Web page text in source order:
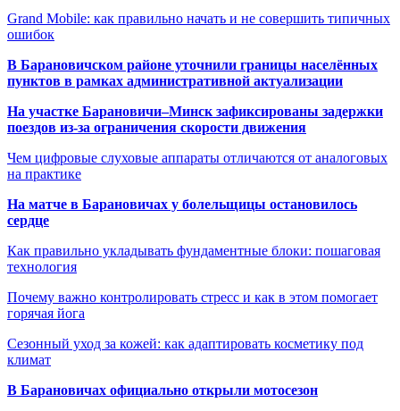
Grand Mobile: как правильно начать и не совершить типичных
ошибок
В Барановичском районе уточнили границы населённых
пунктов в рамках административной актуализации
На участке Барановичи–Минск зафиксированы задержки
поездов из-за ограничения скорости движения
Чем цифровые слуховые аппараты отличаются от аналоговых
на практике
На матче в Барановичах у болельщицы остановилось
сердце
Как правильно укладывать фундаментные блоки: пошаговая
технология
Почему важно контролировать стресс и как в этом помогает
горячая йога
Сезонный уход за кожей: как адаптировать косметику под
климат
В Барановичах официально открыли мотосезон